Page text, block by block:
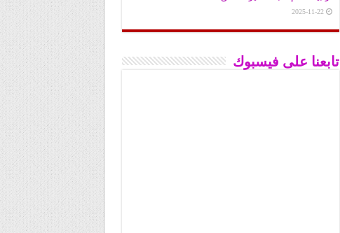
2025-11-22
تابعنا على فيسبوك